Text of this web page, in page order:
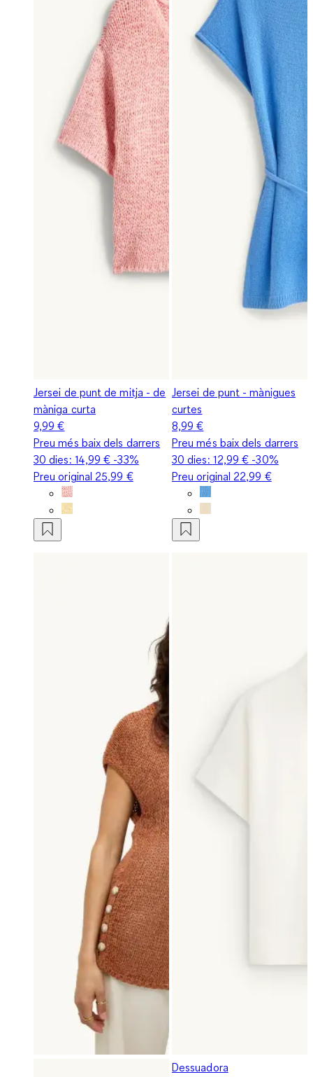
Jersei de punt de mitja - de
màniga curta
9,99 €
Preu més baix dels darrers
30 dies: 14,99 € -33%
Preu original 25,99 €
Jersei de punt - mànigues
curtes
8,99 €
Preu més baix dels darrers
30 dies: 12,99 € -30%
Preu original 22,99 €
Dessuadora